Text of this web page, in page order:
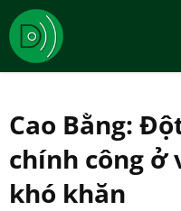
Cao Bằng:
chính công ở
khó khăn